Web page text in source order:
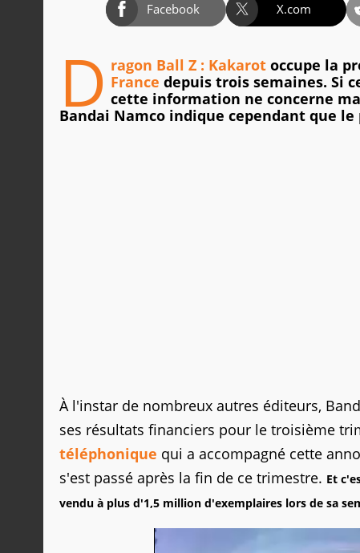
Facebook X.com
D ragon Ball Z : Kakarot occupe la
France depuis trois semaines. Si
cette information ne concerne
Bandai Namco indique cependant que
À l'instar de nombreux autres éditeurs,
ses résultats financiers pour le troisième
téléphonique qui a accompagné cette
s'est passé après la fin de ce trimestre. Et
vendu à plus d'1,5 million d'exemplaires lors de sa